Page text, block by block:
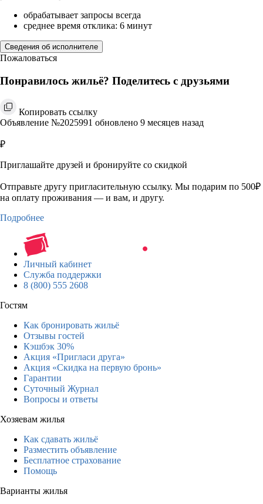
обрабатывает запросы всегда
среднее время отклика: 6 минут
Сведения об исполнителе
Пожаловаться
Понравилось жильё? Поделитесь с друзьями
Копировать ссылку
Объявление №2025991 обновлено 9 месяцев назад
₽
Приглашайте друзей и бронируйте со скидкой
Отправьте другу пригласительную ссылку. Мы подарим по 500₽
на оплату проживания — и вам, и другу.
Подробнее
Личный кабинет
Служба поддержки
8 (800) 555 2608
Гостям
Как бронировать жильё
Отзывы гостей
Кэшбэк 30%
Акция «Пригласи друга»
Акция «Скидка на первую бронь»
Гарантии
Суточный Журнал
Вопросы и ответы
Хозяевам жилья
Как сдавать жильё
Разместить объявление
Бесплатное страхование
Помощь
Варианты жилья